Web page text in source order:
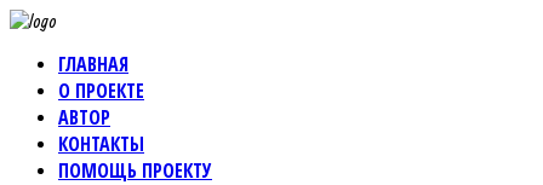
ГЛАВНАЯ
О ПРОЕКТЕ
АВТОР
КОНТАКТЫ
ПОМОЩЬ ПРОЕКТУ